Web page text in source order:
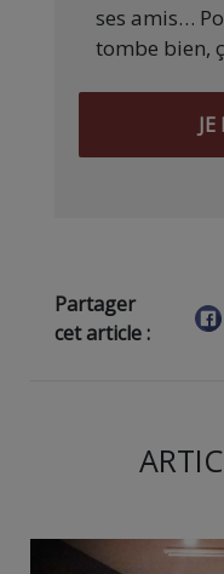
ses amis…
tombe bien,
Partager
cet article :